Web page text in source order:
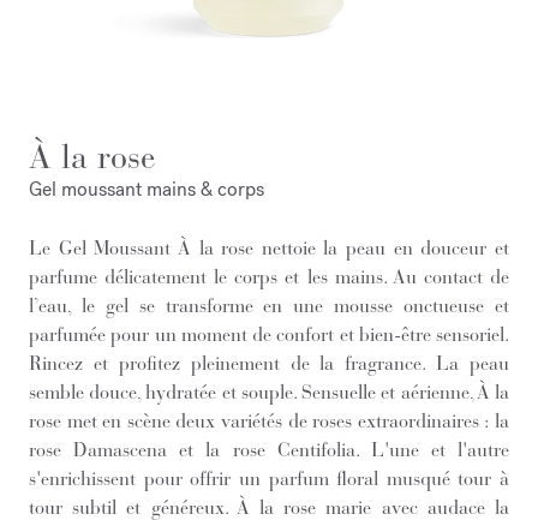
À la rose
Gel moussant mains & corps
Le Gel Moussant À la rose nettoie la peau en douceur et
parfume délicatement le corps et les mains. Au contact de
l’eau, le gel se transforme en une mousse onctueuse et
parfumée pour un moment de confort et bien-être sensoriel.
Rincez et profitez pleinement de la fragrance. La peau
semble douce, hydratée et souple. Sensuelle et aérienne, À la
rose met en scène deux variétés de roses extraordinaires : la
rose Damascena et la rose Centifolia. L'une et l'autre
s'enrichissent pour offrir un parfum floral musqué tour à
tour subtil et généreux. À la rose marie avec audace la